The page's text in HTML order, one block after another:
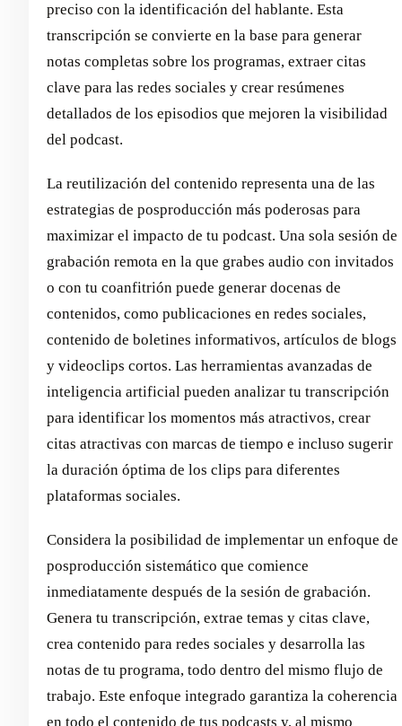
preciso con la identificación del hablante. Esta
transcripción se convierte en la base para generar
notas completas sobre los programas, extraer citas
clave para las redes sociales y crear resúmenes
detallados de los episodios que mejoren la visibilidad
del podcast.
La reutilización del contenido representa una de las
estrategias de posproducción más poderosas para
maximizar el impacto de tu podcast. Una sola sesión de
grabación remota en la que grabes audio con invitados
o con tu coanfitrión puede generar docenas de
contenidos, como publicaciones en redes sociales,
contenido de boletines informativos, artículos de blogs
y videoclips cortos. Las herramientas avanzadas de
inteligencia artificial pueden analizar tu transcripción
para identificar los momentos más atractivos, crear
citas atractivas con marcas de tiempo e incluso sugerir
la duración óptima de los clips para diferentes
plataformas sociales.
Considera la posibilidad de implementar un enfoque de
posproducción sistemático que comience
inmediatamente después de la sesión de grabación.
Genera tu transcripción, extrae temas y citas clave,
crea contenido para redes sociales y desarrolla las
notas de tu programa, todo dentro del mismo flujo de
trabajo. Este enfoque integrado garantiza la coherencia
en todo el contenido de tus podcasts y, al mismo